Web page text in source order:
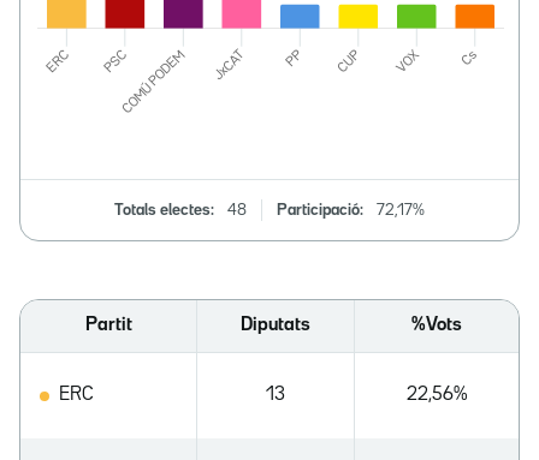
Totals electes: 48 Participació: 72,17%
Partit Diputats %Vots
ERC 13 22,56%